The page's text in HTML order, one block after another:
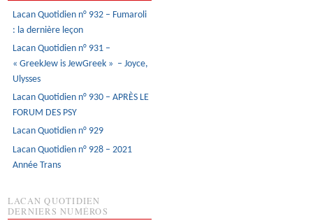
Lacan Quotidien n° 932 – Fumaroli
: la dernière leçon
Lacan Quotidien n° 931 –
« GreekJew is JewGreek » – Joyce,
Ulysses
Lacan Quotidien n° 930 – APRÈS LE
FORUM DES PSY
Lacan Quotidien n° 929
Lacan Quotidien n° 928 – 2021
Année Trans
LACAN QUOTIDIEN
DERNIERS NUMÉROS